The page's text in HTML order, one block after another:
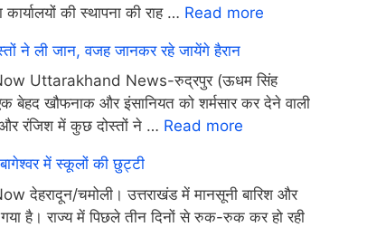
की स्थापना की राह … Read more
ने ली जान, वजह जानकर रहे जायेंगे हैरान
Uttarakhand News-रुद्रपुर (ऊधम सिंह
खौफनाक और इंसानियत को शर्मसार कर देने वाली
और रंजिश में कुछ दोस्तों ने … Read more
में स्कूलों की छुट्टी
देहरादून/चमोली। उत्तराखंड में मानसूनी बारिश और
गया है। राज्य में पिछले तीन दिनों से रुक-रुक कर हो रही